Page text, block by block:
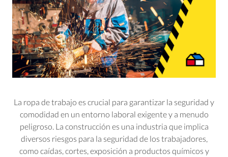
La ropa de trabajo es crucial para garantizar la seguridad y
comodidad en un entorno laboral exigente y a menudo
peligroso. La construcción es una industria que implica
diversos riesgos para la seguridad de los trabajadores,
como caídas, cortes, exposición a productos químicos y